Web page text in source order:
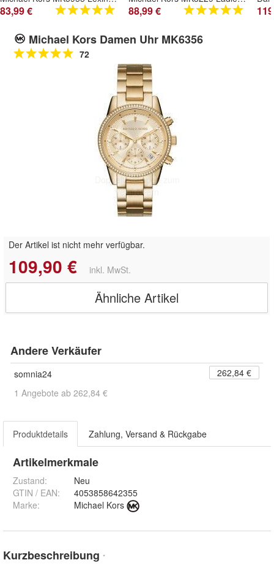
83,99 € 88,99 €
Michael Kors Damen Uhr MK6356
72
Doppelt antippen zum
vergrößern
Der Artikel ist nicht mehr verfügbar.
109,90 € inkl. MwSt.
Ähnliche Artikel
Andere Verkäufer
somnia24
262,84 €
1 Angebote ab 262,84 €
Produktdetails Zahlung, Versand & Rückgabe
Artikelmerkmale
Zustand:
Neu
GTIN / EAN:
4053858642355
Marke:
Michael Kors
Kurzbeschreibung *